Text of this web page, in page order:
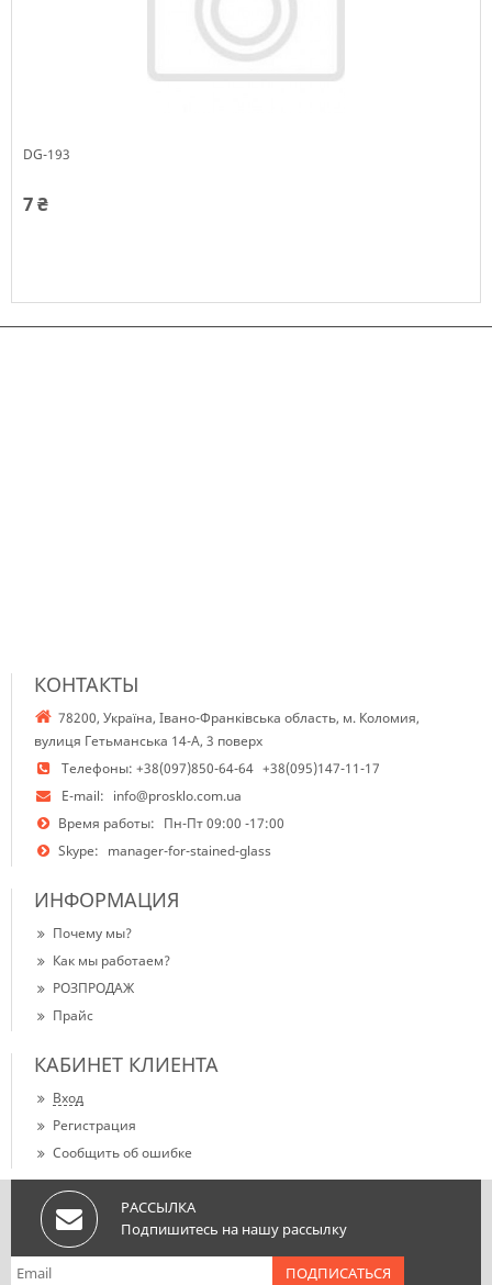
DG-193
7 ₴
КОНТАКТЫ
78200, Україна, Івано-Франківська область, м. Коломия,
вулиця Гетьманська 14-А, 3 поверх
Телефоны: +38(097)850-64-64 +38(095)147-11-17
E-mail: info@prosklo.com.ua
Время работы: Пн-Пт 09:00 -17:00
Skype: manager-for-stained-glass
ИНФОРМАЦИЯ
Почему мы?
Как мы работаем?
РОЗПРОДАЖ
Прайс
КАБИНЕТ КЛИЕНТА
Вход
Регистрация
Сообщить об ошибке
РАССЫЛКА
Подпишитесь на нашу рассылку